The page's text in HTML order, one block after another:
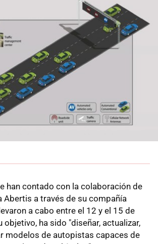
han contado con la colaboración de
Abertis a través de su compañía
a cabo entre el 12 y el 15 de
objetivo, ha sido "diseñar, actualizar,
modelos de autopistas capaces de